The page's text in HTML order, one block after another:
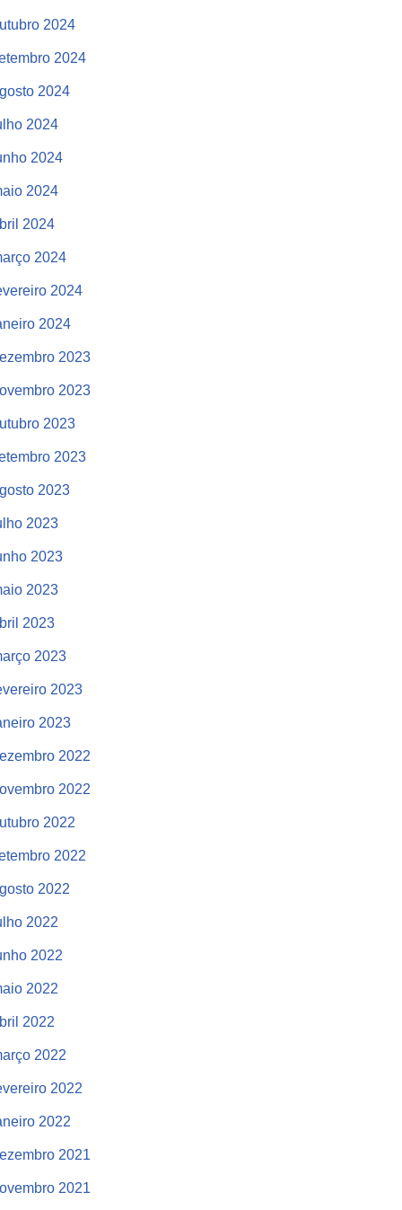
2024
2024
2024
2024
2024
2024
2024
2024
2024
2024
2023
2023
2023
2023
2023
2023
2023
2023
2023
2023
2023
2023
2022
2022
2022
2022
2022
2022
2022
2022
2022
2022
2022
2022
2021
2021